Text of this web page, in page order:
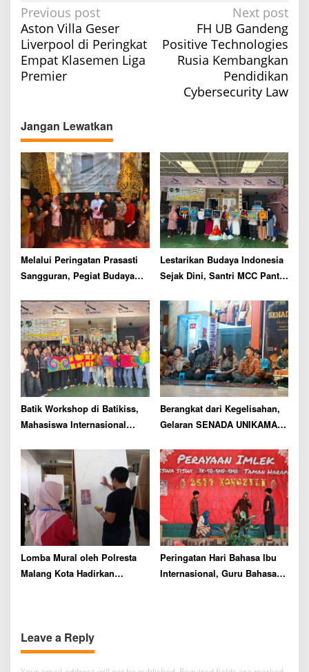
P
o
s
t
v
i
g
a
t
i
o
n
Previous post
Aston Villa Geser
Liverpool di Peringkat
Empat Klasemen Liga
Premier
Next post
FH UB Gandeng
Positive Technologies
Rusia Kembangkan
Pendidikan
Cybersecurity Law
Jangan Lewatkan
Melalui Peringatan Prasasti
Sangguran, Pegiat Budaya
Semangat Nguri-uri Warisan
Leluhur
Lestarikan Budaya Indonesia
Sejak Dini, Santri MCC Panti
Pelatihan Membatik di
Batikiss
Batik Workshop di Batikiss,
Mahasiswa Internasional
Diplomasi Budaya Indonesia
Berangkat dari Kegelisahan,
Gelaran SENADA UNIKAMA
Budaya Gen-Z
Lomba Mural oleh Polresta
Malang Kota Hadirkan
Peringatan Hari Bahasa Ibu
Internasional, Guru Bahasa
Leave a Reply